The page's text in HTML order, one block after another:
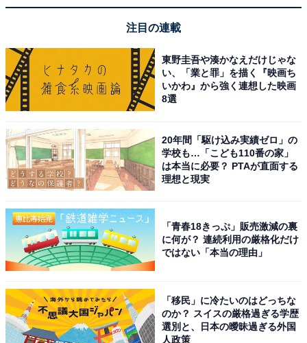
う」といったケースです。
具体的には、「経験豊富な職務経歴書の内容と実際の働
きぶりが違っており、仕事をいちから教えなければなら
なかった（54歳男性／管理職（候補）を採用）」や「即
戦力になると思って採用したが、実際は指示されないと
動けないタイプだった（50歳男性／一般社員を採用）」
といったエピソードが寄せられていました。中には「採
用した人材の経歴に虚偽があった（40歳男性／一般社員
を採用）」なども。
（3）すぐに辞めてしまった
3つ目は「すぐに辞めてしまった」というケースです。
注目の連載
東野圭吾や湊かなえだけじゃな
い、「業と罪」を描く『映画ち
いかわ』から強く連想した映画
8選
20年間「駆け込み実績ゼロ」の
学校も…「こども110番の家」
は本当に必要？ PTAが直面する
理想と現実
「青春18きっぷ」販売激減の裏
に何が？ 連続利用の厳格化だけ
ではない「本当の理由」
「移民」に冷たいのはどっちな
のか？ スイスの厳格過ぎる学歴
選別と、日本の曖昧過ぎる外国
人政策